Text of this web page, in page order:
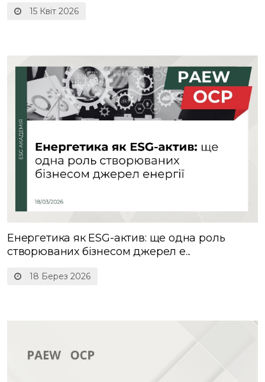
15 Квіт 2026
18 Берез 2026
Енергетика як ESG-актив: ще одна роль
створюваних бізнесом джерел е...